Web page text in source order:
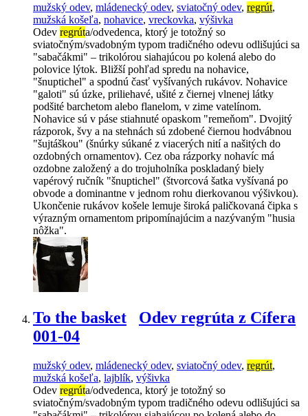
mužský odev, mládenecký odev, sviatočný odev, regrút,
mužská košeľa, nohavice, vreckovka, výšivka
Odev regrúta/odvedenca, ktorý je totožný so
sviatočným/svadobným typom tradičného odevu odlišujúci sa
"sabačákmi" – trikolórou siahajúcou po kolená alebo do
polovice lýtok. Bližší pohľad spredu na nohavice,
"šnuptichel" a spodnú časť vyšívaných rukávov. Nohavice
"galoti" sú úzke, priliehavé, ušité z čiernej vlnenej látky
podšité barchetom alebo flanelom, v zime vatelínom.
Nohavice sú v páse stiahnuté opaskom "remeňom". Dvojitý
rázporok, švy a na stehnách sú zdobené čiernou hodvábnou
"šujtáškou" (šnúrky súkané z viacerých nití a našitých do
ozdobných ornamentov). Cez oba rázporky nohavíc má
ozdobne založený a do trojuholníka poskladaný biely
vapérový ručník "šnuptichel" (štvorcová šatka vyšívaná po
obvode a dominantne v jednom rohu dierkovanou výšivkou).
Ukončenie rukávov košele lemuje široká paličkovaná čipka s
výrazným ornamentom pripomínajúcim a nazývaným "husia
nôžka".
To the basket
Odev regrúta z Cífera
001-04
mužský odev, mládenecký odev, sviatočný odev, regrút,
mužská košeľa, lajblík, výšivka
Odev regrúta/odvedenca, ktorý je totožný so
sviatočným/svadobným typom tradičného odevu odlišujúci sa